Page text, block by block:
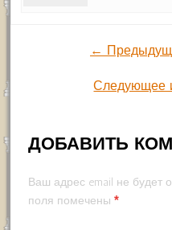
←
Следующее
ДОБАВИТЬ
Ваш адрес email не будет
поля помечены *